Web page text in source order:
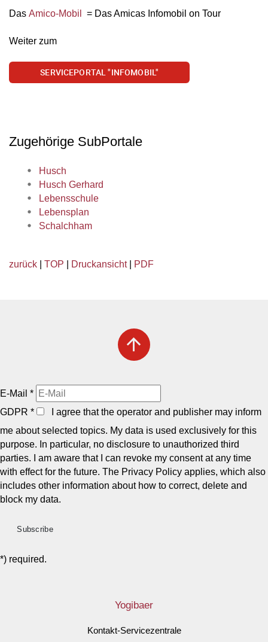
Das Amico-Mobil = Das Amicas Infomobil on Tour
Weiter zum
SERVICEPORTAL "INFOMOBIL"
Zugehörige SubPortale
Husch
Husch Gerhard
Lebensschule
Lebensplan
Schalchham
zurück TOP Druckansicht| PDF
arrow_upward
E-Mail *
GDPR *
I agree that the operator and publisher may inform
me about selected topics. My data is used exclusively for this
purpose. In particular, no disclosure to unauthorized third
parties. I am aware that I can revoke my consent at any time
with effect for the future. The Privacy Policy applies, which also
includes other information about how to correct, delete and
block my data.
*) required.
Yogibaer
Kontakt-Servicezentrale